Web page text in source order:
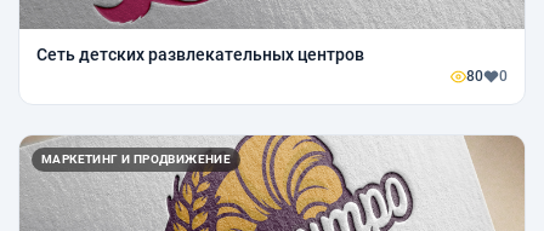
Сеть детских развлекательных центров
80 0
МАРКЕТИНГ И ПРОДВИЖЕНИЕ